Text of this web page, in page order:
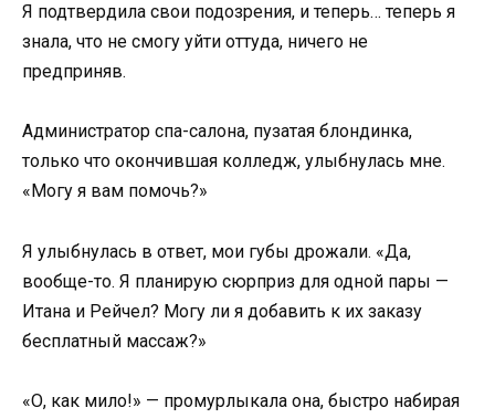
Я подтвердила свои подозрения, и теперь… теперь я
знала, что не смогу уйти оттуда, ничего не
предприняв.
Администратор спа-салона, пузатая блондинка,
только что окончившая колледж, улыбнулась мне.
«Могу я вам помочь?»
Я улыбнулась в ответ, мои губы дрожали. «Да,
вообще-то. Я планирую сюрприз для одной пары —
Итана и Рейчел? Могу ли я добавить к их заказу
бесплатный массаж?»
«О, как мило!» — промурлыкала она, быстро набирая